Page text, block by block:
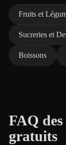
Fruits et
Sucreries et
Boissons
FAQ
gratuits